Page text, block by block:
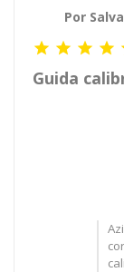
Por
   
Guida